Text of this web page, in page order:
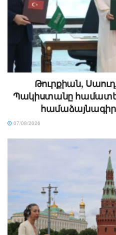
Թուրքիան,
Պակիստանը
համաձայնագիր
07/08/2026